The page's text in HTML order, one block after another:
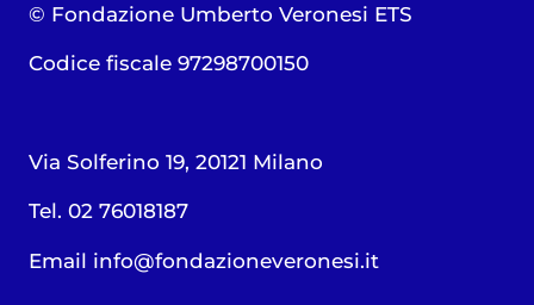
© Fondazione Umberto Veronesi ETS
Codice fiscale 97298700150
Via Solferino 19, 20121 Milano
Tel. 02 76018187
Email info@fondazioneveronesi.it